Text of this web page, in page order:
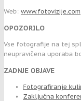
Web: www.fotovizije.com
OPOZORILO
Vse fotografije na tej
neupravičena uporaba
ZADNJE OBJAVE
Fotografiranje
Zaključna